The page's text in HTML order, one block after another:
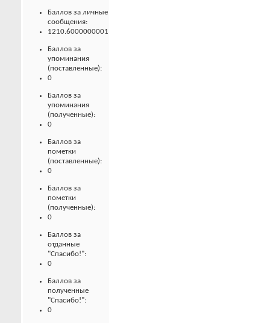
Баллов за личные
сообщения:
1210.6000000001
Баллов за
упоминания
(поставленные):
0
Баллов за
упоминания
(полученные):
0
Баллов за
пометки
(поставленные):
0
Баллов за
пометки
(полученные):
0
Баллов за
отданные
"Спасибо!":
0
Баллов за
полученные
"Спасибо!":
0